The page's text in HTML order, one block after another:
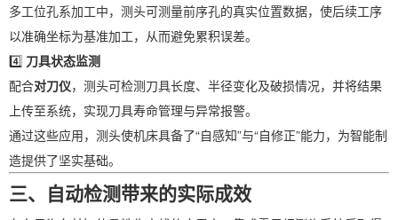
多工位孔系加工中，测头可测量前序孔的真实位置数据，使后续工序
以准确坐标为基准加工，从而避免累积误差。
4️⃣ 刀具状态监测
配合对刀仪，测头可检测刀具长度、半径变化及破损情况，并将结果
上传至系统，实现刀具寿命管理与异常报警。
通过这些应用，测头使机床具备了“自感知”与“自修正”能力，为智能制
造提供了坚实基础。
三、自动检测带来的实际成效